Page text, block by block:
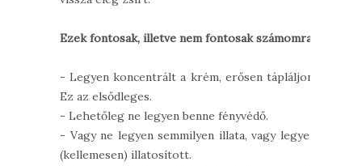
Ezek fontosak, illetve nem fontosak számomra:
- Legyen koncentrált a krém, erősen tápláljon.
Ez az elsődleges.
- Lehetőleg ne legyen benne fényvédő.
- Vagy ne legyen semmilyen illata, vagy legyen
(kellemesen) illatosított.